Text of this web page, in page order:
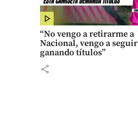
“No vengo a retirarme a
Nacional, vengo a seguir
ganando títulos”
share